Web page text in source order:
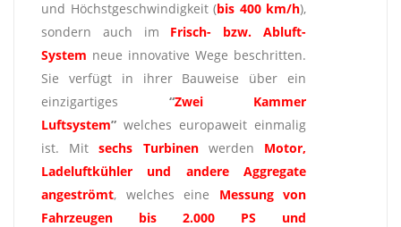
und Höchstgeschwindigkeit (bis 400 km/h),
sondern auch im Frisch- bzw. Abluft-
System neue innovative Wege beschritten.
Sie verfügt in ihrer Bauweise über ein
einzigartiges “Zwei Kammer
Luftsystem” welches europaweit einmalig
ist. Mitsechs Turbinen werden Motor,
Ladeluftkühler und andere Aggregate
angeströmt, welches eine Messung von
Fahrzeugen bis 2.000 PS und